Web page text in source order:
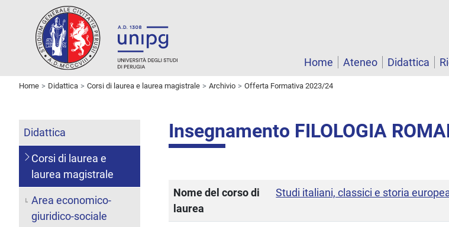
Home
Ateneo Didattica
Home Didattica Corsi di laurea e laurea magistrale Archivio Offerta Formativa 2023/24
Insegnamento FILOLOGIA
Nome del corso di
laurea
Studi italiani, classici e storia
Didattica
Corsi di laurea e
laurea magistrale
Area economico-
giuridico-sociale